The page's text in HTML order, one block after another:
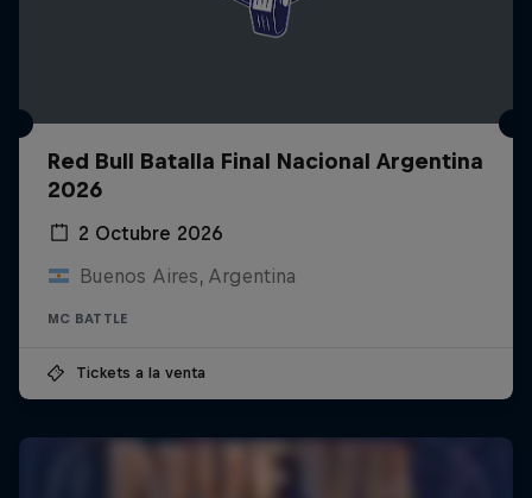
Red Bull Batalla Final Nacional Argentina
2026
2 Octubre 2026
Buenos Aires, Argentina
MC BATTLE
Tickets a la venta